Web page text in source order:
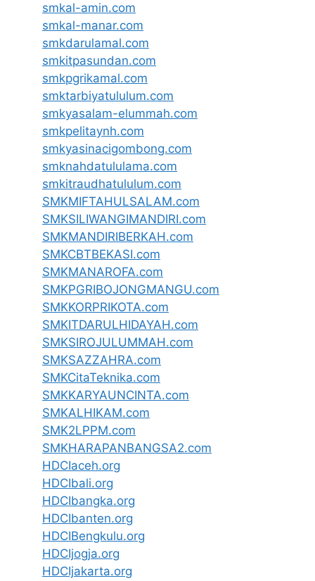
smkal-amin.com
smkal-manar.com
smkdarulamal.com
smkitpasundan.com
smkpgrikamal.com
smktarbiyatululum.com
smkyasalam-elummah.com
smkpelitaynh.com
smkyasinacigombong.com
smknahdatululama.com
smkitraudhatululum.com
SMKMIFTAHULSALAM.com
SMKSILIWANGIMANDIRI.com
SMKMANDIRIBERKAH.com
SMKCBTBEKASI.com
SMKMANAROFA.com
SMKPGRIBOJONGMANGU.com
SMKKORPRIKOTA.com
SMKITDARULHIDAYAH.com
SMKSIROJULUMMAH.com
SMKSAZZAHRA.com
SMKCitaTeknika.com
SMKKARYAUNCINTA.com
SMKALHIKAM.com
SMK2LPPM.com
SMKHARAPANBANGSA2.com
HDCIaceh.org
HDCIbali.org
HDCIbangka.org
HDCIbanten.org
HDCIBengkulu.org
HDCIjogja.org
HDCIjakarta.org